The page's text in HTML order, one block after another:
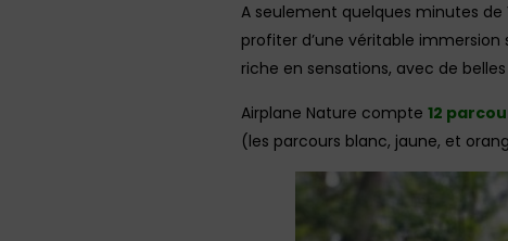
A seulement quelques minutes de
profiter d’une véritable
riche en sensations, avec de
Airplane Nature compte 12
(les parcours blanc, jaune, et